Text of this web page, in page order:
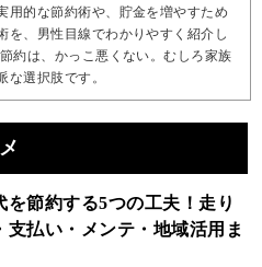
用的な節約術や、貯金を増やすため
を、男性目線でわかりやすく紹介し
約は、かっこ悪くない。むしろ家族
な選択肢です。
を節約する5つの工夫！走り
支払い・メンテ・地域活用ま